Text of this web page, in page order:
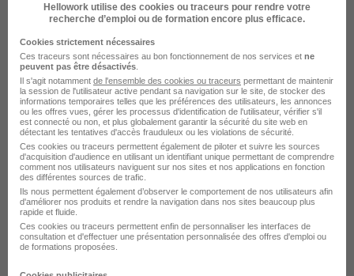
Parcourir toutes les alternances de Commercial
Alternance par métiers similaires
Alternance Conseiller commercial sédentaire
Alternance Attaché commercial sédentaire
Alternance Agent commercial
Alternance Assistant commercial
Hellowork utilise des cookies ou traceurs pour rendre votre
recherche d’emploi ou de formation encore plus efficace.
Cookies strictement nécessaires
Ces traceurs sont nécessaires au bon fonctionnement de nos services et ne
peuvent pas être désactivés
Il s'agit notamment de l'ensemble des cookies ou traceurs permettant de maintenir
la session de l'utilisateur active pendant sa navigation sur le site, de stocker des
informations temporaires telles que les préférences des utilisateurs, les annonces
ou les offres vues, gérer les processus d'identification de l'utilisateur, vérifier s'il
est connecté ou non, et plus globalement garantir la sécurité du site web en
détectant les tentatives d'accès frauduleux ou les violations de sécurité.
Ces cookies ou traceurs permettent également de piloter et suivre les sources
d'acquisition d'audience en utilisant un identifiant unique permettant de comprendre
comment nos utilisateurs naviguent sur nos sites et nos applications en fonction
des différentes sources de trafic.
Ils nous permettent également d’observer le comportement de nos utilisateurs afin
d'améliorer nos produits et rendre la navigation dans nos sites beaucoup plus
rapide et fluide.
Ces cookies ou traceurs permettent enfin de personnaliser les interfaces de
consultation et d'effectuer une présentation personnalisée des offres d'emploi ou
de formations proposées.